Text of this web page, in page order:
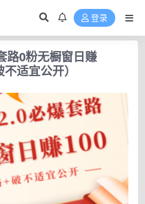
登录
路0粉无橱窗日赚
适宜公开）